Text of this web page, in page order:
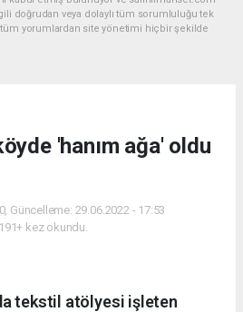
doğrudan veya dolaylı tüm sorumluluğu tek
tüm yorumlardan site yönetimi hiçbir şekilde
'hanım ağa' oldu
Güncelleme: 29.06.2022 - 17:53
kez okundu.
tekstil atölyesi işleten